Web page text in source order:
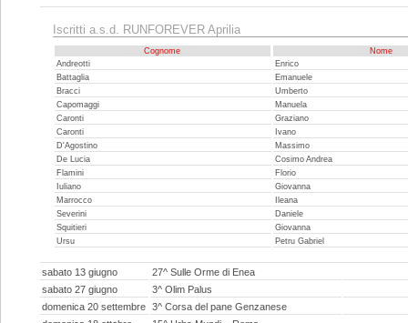
Iscritti a.s.d. RUNFOREVER Aprilia
Cognome
Nome
Andreotti
Enrico
Battaglia
Emanuele
Bracci
Umberto
Capomaggi
Manuela
Caronti
Graziano
Caronti
Ivano
D'Agostino
Massimo
De Lucia
Cosimo Andrea
Flamini
Florio
Iuliano
Giovanna
Marrocco
Ileana
Severini
Daniele
Squitieri
Giovanna
Ursu
Petru Gabriel
sabato 13 giugno
27^ Sulle Orme di Enea
sabato 27 giugno
3^ Olim Palus
domenica 20 settembre
3^ Corsa del pane Genzanese